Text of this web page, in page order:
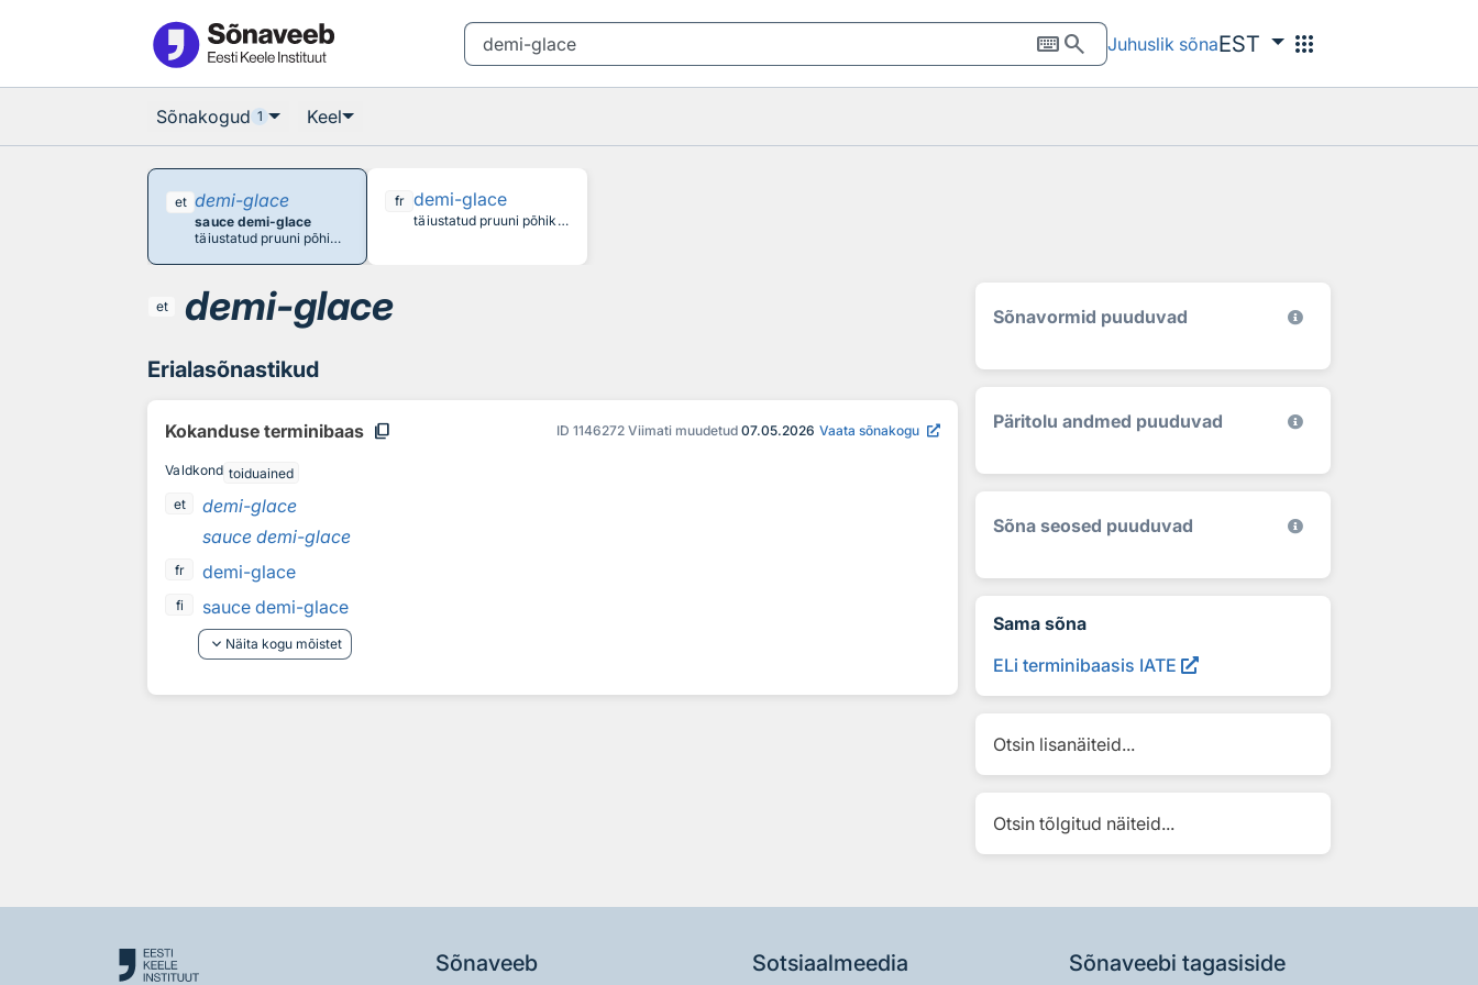
keyboardsearch Juhuslik sõnaEST apps
Sõnakogud 1 Keel
et demi-glace
sauce demi-glace
täiustatud pruuni põhikastme ehk sauce espagnole´i reduktsioon, kuhu on eelnevalt täiendavalt lisatud selget pruuni puljongit ja portveini, madeirat või šerrit
fr demi-glace
täiustatud pruuni põhikastme ehk sauce espagnole´i reduktsioon, kuhu on eelnevalt täiendavalt lisatud selget pruuni puljongit ja portveini, madeirat või šerrit
et demi-glace
Erialasõnastikud
Kokanduse terminibaas content_copy ID 1146272 Viimati muudetud 07.05.2026 Vaata sõnakogu
Valdkond toiduained
et
demi-glace
sauce demi-glace
fr demi-glace
fi
sauce demi-glace
keyboard_arrow_down Näita kogu mõistet
Sõnavormid puuduvad
Päritolu andmed puuduvad
Sõna seosed puuduvad
Sama sõna
ELi terminibaasis IATE
Otsin lisanäiteid...
Otsin tõlgitud näiteid...
Sõnaveeb Sotsiaalmeedia Sõnaveebi tagasiside